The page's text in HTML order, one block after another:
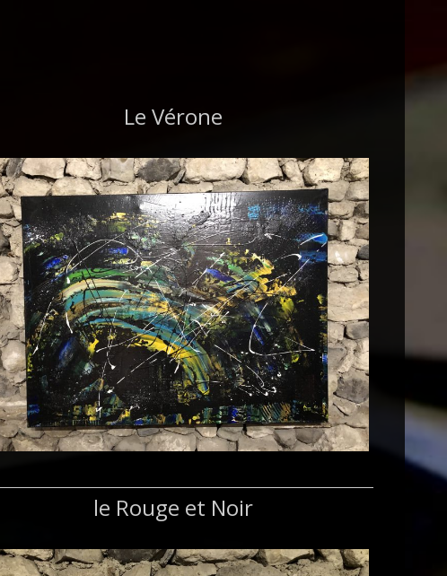
Le Vérone
le Rouge et Noir